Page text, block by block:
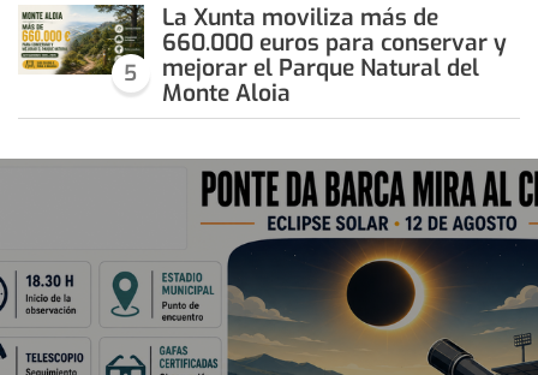
5
La Xunta moviliza más de
660.000 euros para conservar y
mejorar el Parque Natural del
Monte Aloia